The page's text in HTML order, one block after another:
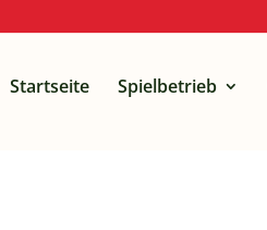
Startseite Spielbetrieb